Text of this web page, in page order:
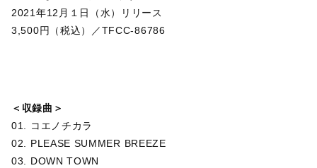
2021年12月１日（水）リリース
3,500円（税込）／TFCC-86786
＜収録曲＞
01. コエノチカラ
02. PLEASE SUMMER BREEZE
03. DOWN TOWN